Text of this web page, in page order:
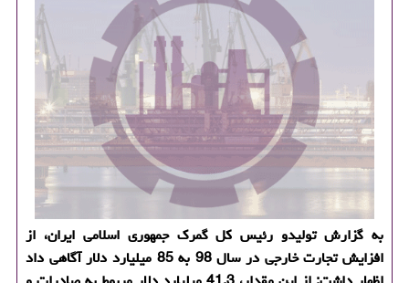
به گزارش تولیدو رئیس كل گمرك جمهوری اسلامی ایران، از
افزایش تجارت خارجی در سال 98 به 85 میلیارد دلار آگاهی داد